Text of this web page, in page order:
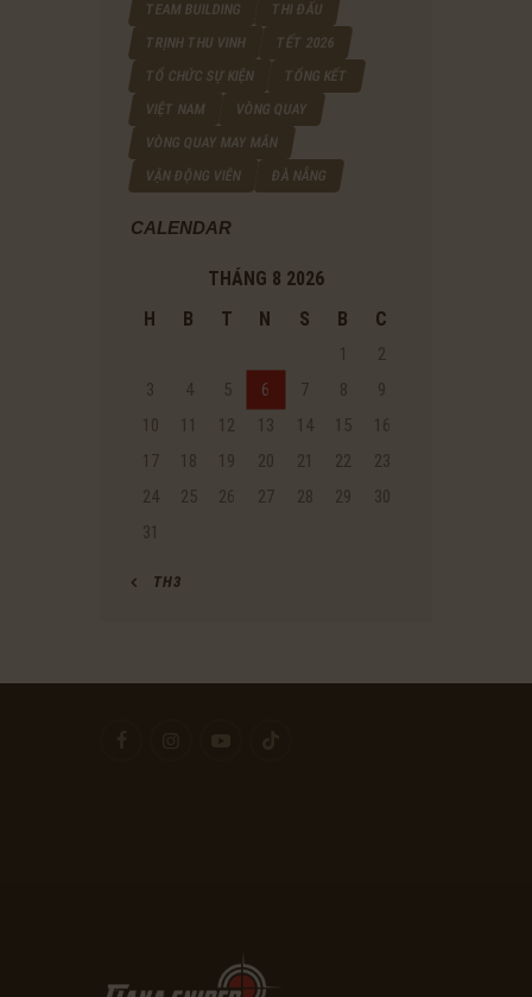
TEAM BUILDING
THI ĐẤU
TRỊNH THU VINH
TẾT 2026
TỔ CHỨC SỰ KIỆN
TỔNG KẾT
VIỆT NAM
VÒNG QUAY
VÒNG QUAY MAY MẮN
VẬN ĐỘNG VIÊN
ĐÀ NẴNG
CALENDAR
THÁNG 8 2026
H
B T N S B C
2
3
4 5 6 7 8
9
10
12 13 14 15
16
17
18 19 20 21 22
23
24
25 26 27 28 29
30
31
« TH3